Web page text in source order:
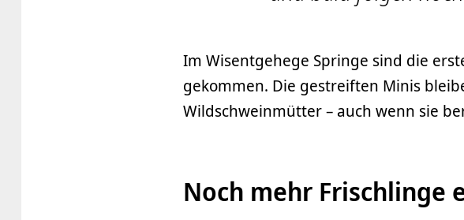
Im Wisentgehege Springe sind die
gekommen. Die gestreiften Minis
Wildschweinmütter – auch wenn sie
Noch mehr Frischlinge